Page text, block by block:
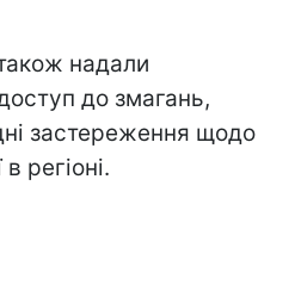
надали
до змагань,
застереження щодо
регіоні.